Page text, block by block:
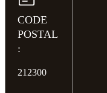
CODE
POSTAL
:
212300